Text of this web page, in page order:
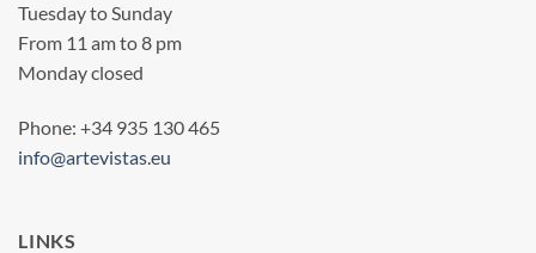
Tuesday to Sunday
From 11 am to 8 pm
Monday closed
Phone: +34 935 130 465
info@artevistas.eu
LINKS